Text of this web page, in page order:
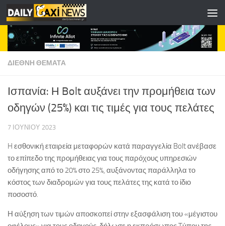
Skip to content
ΔΙΕΘΝΗ ΘΕΜΑΤΑ
Ισπανία: Η Bolt αυξάνει την προμήθεια των
οδηγών (25%) και τις τιμές για τους πελάτες
7 ΙΟΥΝΊΟΥ 2023
H εσθονική εταιρεία μεταφορών κατά παραγγελία Bolt ανέβασε
το επίπεδο της προμήθειας για τους παρόχους υπηρεσιών
οδήγησης από το 20% στο 25%, αυξάνοντας παράλληλα το
κόστος των διαδρομών για τους πελάτες της κατά το ίδιο
ποσοστό.
Η αύξηση των τιμών αποσκοπεί στην εξασφάλιση του «μέγιστου